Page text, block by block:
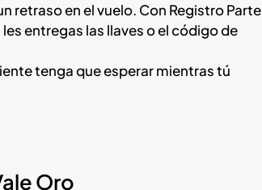
retraso en el vuelo. Con Registro Parte
entregas las llaves o el código de
tenga que esperar mientras tú
Oro